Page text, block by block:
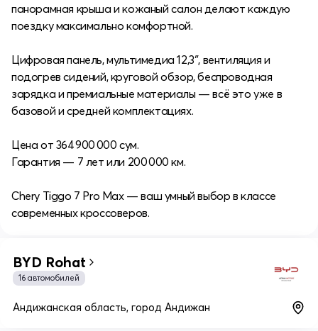
панорамная крыша и кожаный салон делают каждую
поездку максимально комфортной.
Цифровая панель, мультимедиа 12,3″, вентиляция и
подогрев сидений, круговой обзор, беспроводная
зарядка и премиальные материалы — всё это уже в
базовой и средней комплектациях.
Цена от 364 900 000 сум.
Гарантия — 7 лет или 200 000 км.
Chery Tiggo 7 Pro Max — ваш умный выбор в классе
современных кроссоверов.
BYD Rohat
16 автомобилей
Андижанская область, город Андижан